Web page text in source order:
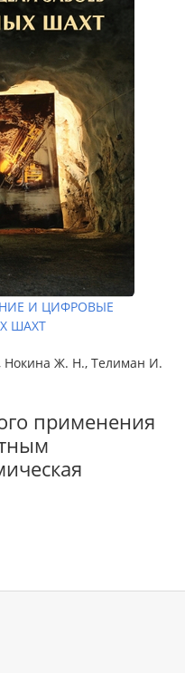
И ЦИФРОВЫЕ
ШАХТ
Нокина Ж. Н., Телиман И.
применения